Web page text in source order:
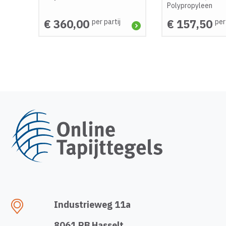
€ 360,00 per partij
Polypropyleen
€ 157,50
Industrieweg 11a